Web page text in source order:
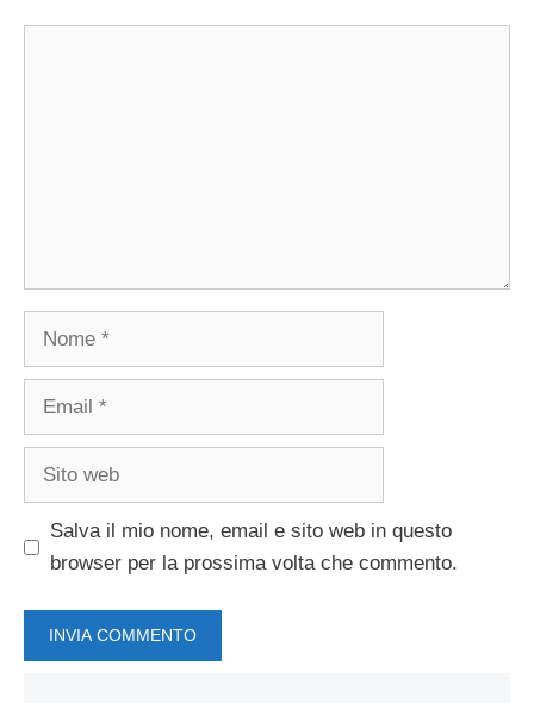
Nome
Email
Sito
Salva il mio nome, email e sito web in questo
browser per la prossima volta che commento.